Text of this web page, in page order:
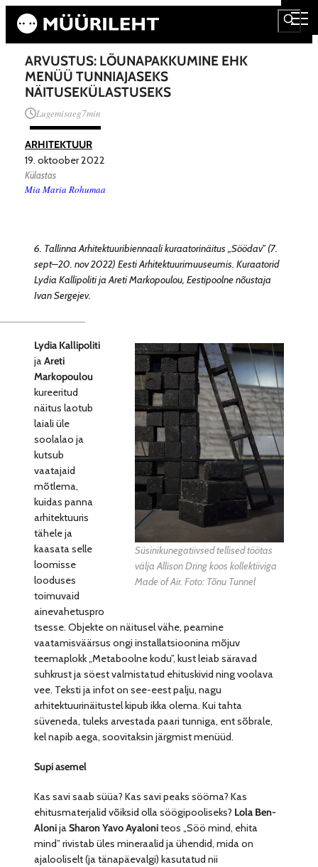
ARVUSTUS: LÕUNAPAKKUMINE EHK
MENÜÜ TUNNIAJASEKS
NÄITUSEKÜLASTUSEKS
Lugemisaeg7min
ARHITEKTUUR
19. oktoober 2022
Külastas
Mia Maria Rohumaa
6. Tallinna Arhitektuuribiennaali kuraatorinäitus „Söödav” (7.
sept–20. nov 2022) Eesti Arhitektuurimuuseumis. Kuraatorid
Lydia Kallipoliti ja Areti Markopoulou, Eestipoolne nõustaja
Ivan Sergejev.
Süsinikunegatiivsed tellised töötas
välja Allison Dring koos kollektiiviga
Made of Air. Foto: Tõnu Tunnel
Lydia Kallipoliti
jaAreti
Markopoulou
kureeritud
näitus laotub
laiali üle
soolalao ja
kutsub
vaatajaid
mõtlema,
kuidas panna
arhitektuuris
tähele ja
kaasata selle
loomisse
looduses
toimuvaid
ainevahetuspro
tsesse. Objekte on näitusel vähe, peamine
vaatamisväärsus ongi installatsioonina mõjuv
teemaplokk „Metaboolne kodu”, kust leiab säravad
suhkrust ja söest valmistatud ehituskivid ning voolava
vee. Teksti ja infot on see-eest palju, nagu
arhitektuurinäitustel kipub ikka olema. Kui tahta
süveneda, tuleks arvestada paari tunniga, ent sõbrale,
kel napib aega, soovitaksin järgmist menüüd.
Supi asemel
Kas savi saab süüa? Kas savi peaks sööma? Kas
ehitusmaterjalid võiksid olla söögipooliseks? Lola Ben-
AlonijaSharon Yavo Ayaloniteos „Söö mind, ehita
mind” rivistab üles mineraalid ja ühendid, mida on
ajalooliselt (ja tänapäevalgi) kasutatud nii